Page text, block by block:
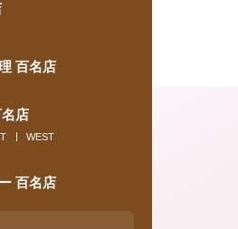
百名店
店
WEST
百名店